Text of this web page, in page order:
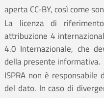
aperta CC-BY, così come
La licenza di
attribuzione 4
4.0 Internazionale, che
della presente informativa.
ISPRA non è
del dato. In caso di